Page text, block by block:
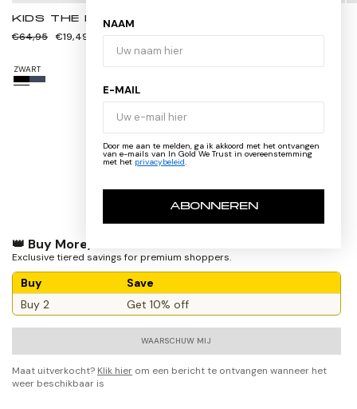
KIDS THE PUSHA JET BLACK
Normale
€64,95 Verkoopprijs
€19,49
ZWART
2
3
4
6
8
14
👑 Buy More, Save More
Exclusive tiered savings for premium shoppers.
Buy
Save
Buy 2
Get 10% off
WAARSCHUW MIJ
Maat uitverkocht? Klik hier om een bericht te ontvangen wanneer het
weer beschikbaar is
NAAM
E-MAIL
Door me aan te melden, ga ik akkoord met het ontvangen
van e-mails van In Gold We Trust in overeenstemming
met het privacybeleid
ABONNEREN